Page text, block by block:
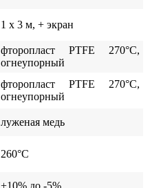
1 x 3 м, + экран
фторопласт PTFE 270°C,
огнеупорный
фторопласт PTFE 270°C,
огнеупорный
луженая медь
260°C
+10% до -5%